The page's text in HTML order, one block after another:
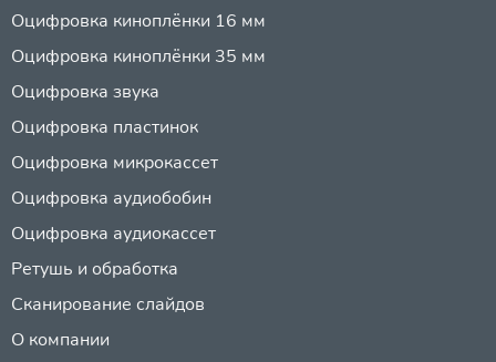
Оцифровка киноплёнки 16 мм
Оцифровка киноплёнки 35 мм
Оцифровка звука
Оцифровка пластинок
Оцифровка микрокассет
Оцифровка аудиобобин
Оцифровка аудиокассет
Ретушь и обработка
Сканирование слайдов
О компании